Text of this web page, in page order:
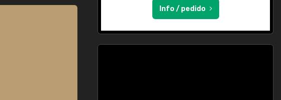
Info / pedido